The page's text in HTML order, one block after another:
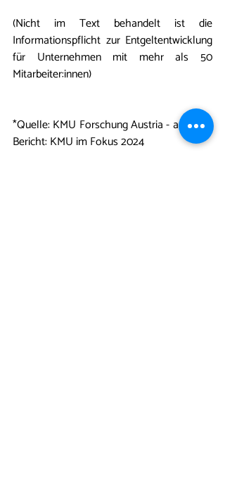
(Nicht im Text behandelt ist die
Informationspflicht zur Entgeltentwicklung
für Unternehmen mit mehr als 50
Mitarbeiter:innen)
*Quelle: KMU Forschung Austria - aus dem
Bericht: KMU im Fokus 2024